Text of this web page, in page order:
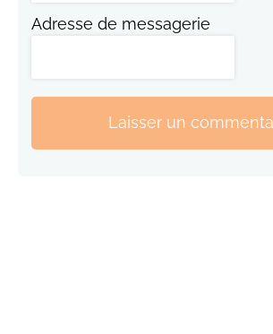
Adresse de messagerie
Laisser un